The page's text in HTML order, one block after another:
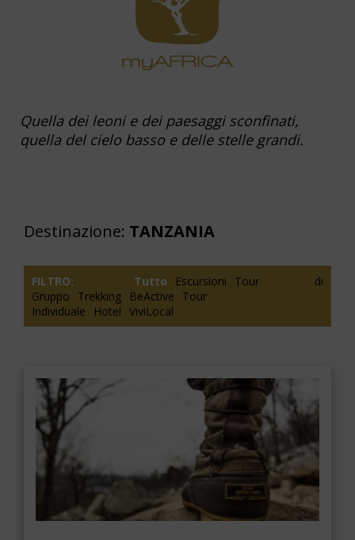
Quella dei leoni e dei paesaggi sconfinati,
quella del cielo basso e delle stelle grandi.
Destinazione: TANZANIA
FILTRO: Tutto Escursioni
Tour di
Gruppo
Trekking BeActive
Tour
Individuale
Hotel ViviLocal